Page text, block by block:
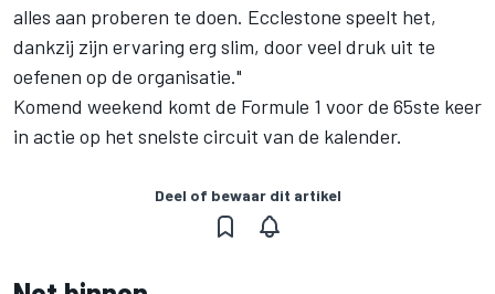
alles aan proberen te doen. Ecclestone speelt het,
dankzij zijn ervaring erg slim, door veel druk uit te
oefenen op de organisatie."
Komend weekend komt de Formule 1 voor de 65ste keer
in actie op het snelste circuit van de kalender.
Deel of bewaar dit artikel